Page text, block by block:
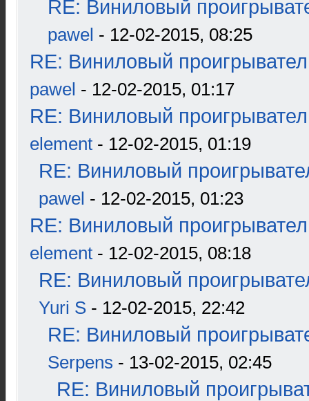
RE: Виниловый
pawel - 12-02-2015, 08:25
RE: Виниловый
pawel - 12-02-2015, 01:17
RE: Виниловый
element - 12-02-2015, 01:19
RE: Виниловый
pawel - 12-02-2015, 01:23
RE: Виниловый
element - 12-02-2015, 08:18
RE: Виниловый
Yuri S - 12-02-2015, 22:42
RE: Виниловый
Serpens - 13-02-2015, 02:45
RE: Виниловый